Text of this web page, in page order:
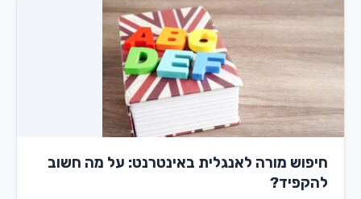
חיפוש מורה לאנגלית באינטרנט: על מה חשוב
להקפיד?